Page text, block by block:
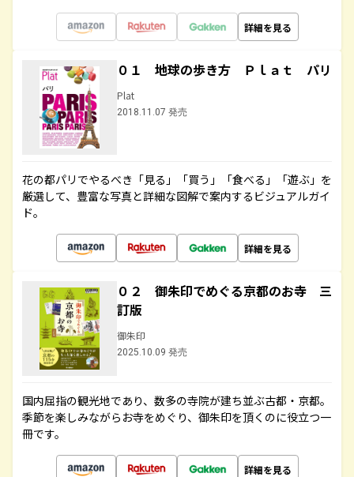
詳細を見る
０１ 地球の歩き方 Ｐｌａｔ パリ
Plat
2018.11.07 発売
花の都パリでやるべき「見る」「買う」「食べる」「遊ぶ」を
厳選して、豊富な写真と詳細な図解で案内するビジュアルガイ
ド。
詳細を見る
０２ 御朱印でめぐる京都のお寺 三
訂版
御朱印
2025.10.09 発売
国内屈指の観光地であり、数多の寺院が建ち並ぶ古都・京都。
季節を楽しみながらお寺をめぐり、御朱印を頂くのに役立つ一
冊です。
詳細を見る